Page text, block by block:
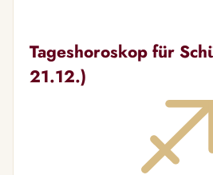
Tageshoroskop für
21.12.)